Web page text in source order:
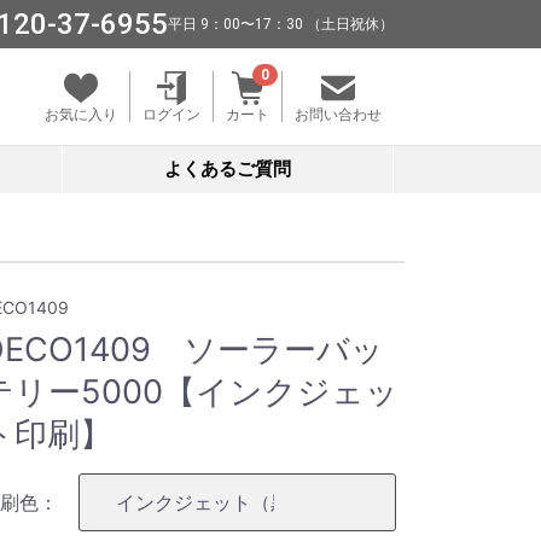
37-6955平⽇ 9：00〜17：30 （⼟⽇祝休）
お気に入り ログイン カート
0
お問い合わせ
よくあるご質問
ソーラーバッ
リー5000【インクジェッ
印刷】
色：